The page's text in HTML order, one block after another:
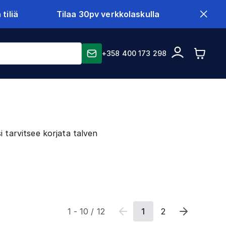
tiliä Tilaa 30pv verkkolaskulla
+358 400 173 298
tarvitsee korjata talven
1 -10 / 12 1 2